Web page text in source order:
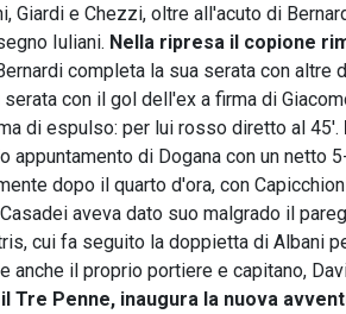
Giardi e Chezzi, oltre all'acuto di
Iuliani. Nella ripresa il copione
completa la sua serata con
con il gol dell'ex a firma di
di espulso: per lui rosso diretto al 45'.
appuntamento di Dogana con un netto
dopo il quarto d'ora, con
aveva dato suo malgrado il
cui fa seguito la doppietta di Albani
anche il proprio portiere e capitano,
Tre Penne, inaugura la nuova